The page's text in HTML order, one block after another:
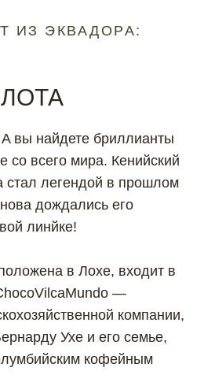
ИЗ ЭКВАДОРА:
вы найдете бриллианты
со всего мира. Кенийский
стал легендой в прошлом
дождались его
линйке!
в Лохе, входит в
—
компании,
Ухе и его семье,
кофейным